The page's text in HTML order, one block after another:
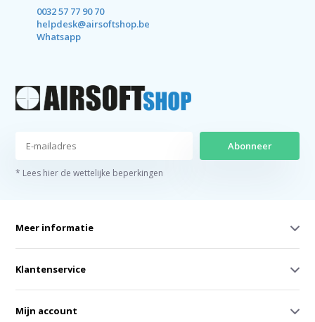
0032 57 77 90 70
helpdesk@airsoftshop.be
Whatsapp
Abonneer
* Lees hier de wettelijke beperkingen
Meer informatie
Klantenservice
Mijn account